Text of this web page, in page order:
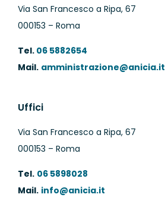
Via San Francesco a Ripa, 67
000153 – Roma
Tel.06 5882654
Mail. amministrazione@anicia.it
Uffici
Via San Francesco a Ripa, 67
000153 – Roma
Tel. 06 5898028
Mail. info@anicia.it